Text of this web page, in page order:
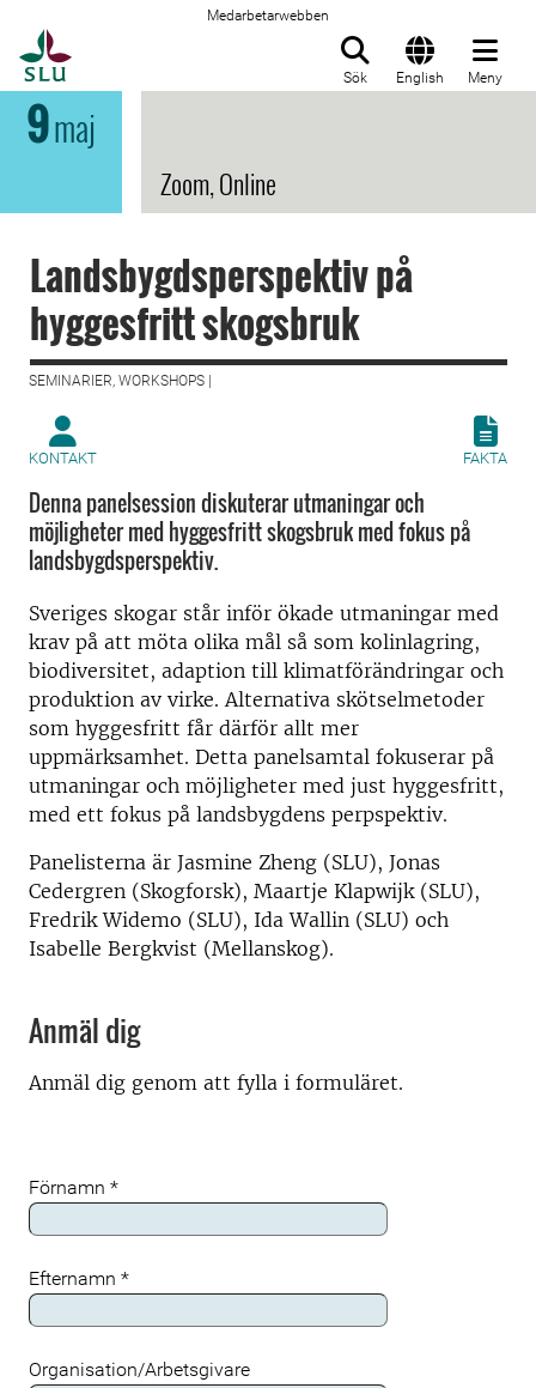
Medarbetarwebben
Sök English Meny
9maj
Zoom, Online
Landsbygdsperspektiv på
hyggesfritt skogsbruk
SEMINARIER, WORKSHOPS |
KONTAKT FAKTA
Denna panelsession diskuterar utmaningar och
möjligheter med hyggesfritt skogsbruk med fokus på
landsbygdsperspektiv.
Sveriges skogar står inför ökade utmaningar med
krav på att möta olika mål så som kolinlagring,
biodiversitet, adaption till klimatförändringar och
produktion av virke. Alternativa skötselmetoder
som hyggesfritt får därför allt mer
uppmärksamhet. Detta panelsamtal fokuserar på
utmaningar och möjligheter med just hyggesfritt,
med ett fokus på landsbygdens perpspektiv.
Panelisterna är Jasmine Zheng (SLU), Jonas
Cedergren (Skogforsk), Maartje Klapwijk (SLU),
Fredrik Widemo (SLU), Ida Wallin (SLU) och
Isabelle Bergkvist (Mellanskog).
Anmäl dig
Anmäl dig genom att fylla i formuläret.
Förnamn *
Efternamn *
Organisation/Arbetsgivare